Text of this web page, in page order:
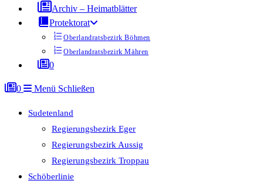
Archiv – Heimatblätter
Protektorat
Oberlandratsbezirk Böhmen
Oberlandratsbezirk Mähren
0
0 Menü Schließen
Sudetenland
Regierungsbezirk Eger
Regierungsbezirk Aussig
Regierungsbezirk Troppau
Schöberlinie